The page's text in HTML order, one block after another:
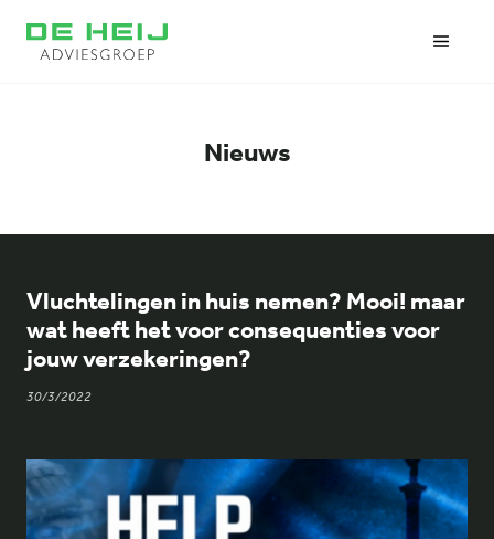
Nieuws
Vluchtelingen in huis nemen? Mooi! maar
wat heeft het voor consequenties voor
jouw verzekeringen?
30/3/2022